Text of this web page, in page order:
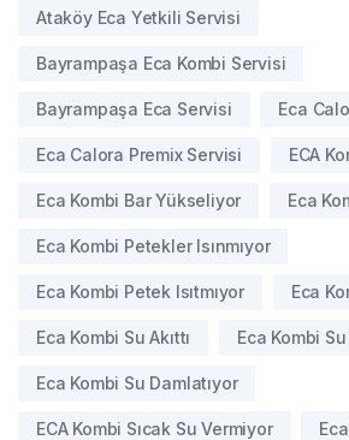
Ataköy Eca Yetkili Servisi
Bayrampaşa Eca Kombi Servisi
Bayrampaşa Eca Servisi Eca
Eca Calora Premix Servisi ECA
Eca Kombi Bar Yükseliyor Eca
Eca Kombi Petekler Isınmıyor
Eca Kombi Petek Isıtmıyor Eca
Eca Kombi Su Akıttı Eca Kombi Su
Eca Kombi Su Damlatıyor
ECA Kombi Sıcak Su Vermiyor